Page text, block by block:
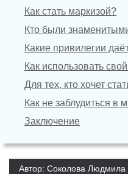
Как стать маркизой?
Кто были
Какие привилегии
Как использовать
Для тех, кто хочет
Как не заблудиться в
Заключение
Автор: Соколова Людмила